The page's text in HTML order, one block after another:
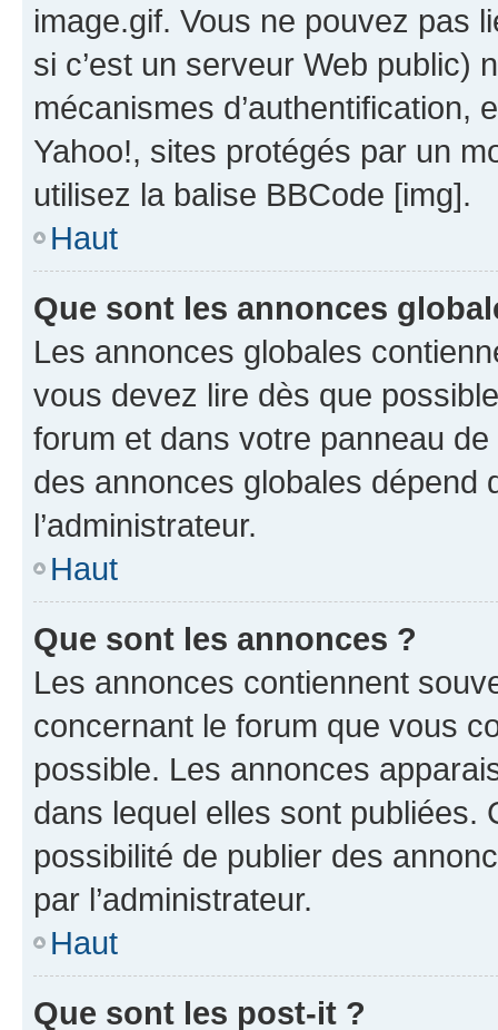
image.gif. Vous ne pouvez pas
si c’est un serveur Web public)
mécanismes d’authentification,
Yahoo!, sites protégés par un
utilisez la balise BBCode [img].
Haut
Que sont les annonces
Les annonces globales
vous devez lire dès que
forum et dans votre panneau
des annonces globales dépend
l’administrateur.
Haut
Que sont les annonces ?
Les annonces contiennent
concernant le forum que vous
possible. Les annonces
dans lequel elles sont publiées.
possibilité de publier des
par l’administrateur.
Haut
Que sont les post-it ?